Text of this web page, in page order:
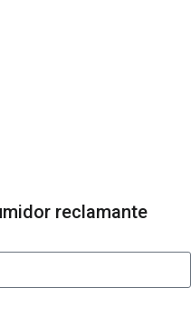
Form. Submitting it
reclamante